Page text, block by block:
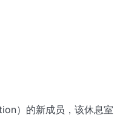
）的新成员，该休息室